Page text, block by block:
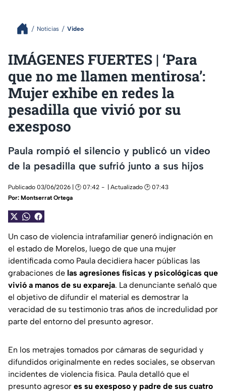
Noticias Video
IMÁGENES FUERTES | ‘Para
que no me llamen mentirosa’:
Mujer exhibe en redes la
pesadilla que vivió por su
exesposo
Paula rompió el silencio y publicó un video
de la pesadilla que sufrió junto a sus hijos
Publicado 03/06/2026 | 🕑 07:42
| Actualizado 🕑 07:43
Por: Montserrat Ortega
Un caso de violencia intrafamiliar generó indignación en
el estado de Morelos, luego de que una mujer
identificada como Paula decidiera hacer públicas las
grabaciones de las agresiones físicas y psicológicas que
vivió a manos de su expareja. La denunciante señaló que
el objetivo de difundir el material es demostrar la
veracidad de su testimonio tras años de incredulidad por
parte del entorno del presunto agresor.
En los metrajes tomados por cámaras de seguridad y
difundidos originalmente en redes sociales, se observan
incidentes de violencia física. Paula detalló que el
presunto agresor es su exesposo y padre de sus cuatro